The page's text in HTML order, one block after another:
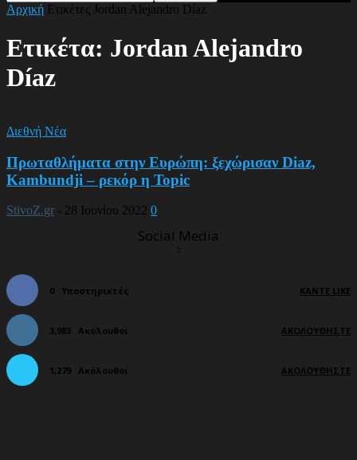
Αρχική Ετικέτες Jordan Alejandro Díaz
Ετικέτα: Jordan Alejandro
Díaz
Διεθνή Νέα
Πρωταθλήματα στην Ευρώπη: ξεχώρισαν Diaz,
Kambundji – ρεκόρ η Topic
StivoZ.gr - 28 Ιουνίου 2022 0
Social Media
0 Υποστηρικτές ΚΆΝΤΕ LIKE
3,983 Ακόλουθοι ΑΚΟΛΟΥΘΉΣΤΕ
1,279 Ακόλουθοι ΑΚΟΛΟΥΘΉΣΤΕ